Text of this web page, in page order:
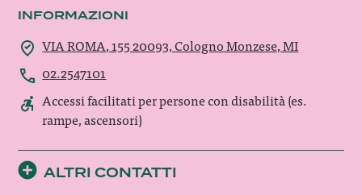
INFORMAZIONI
VIA ROMA, 155 20093, Cologno Monzese, MI
02.2547101
Accessi facilitati per persone con disabilità (es.
rampe, ascensori)
ALTRI CONTATTI